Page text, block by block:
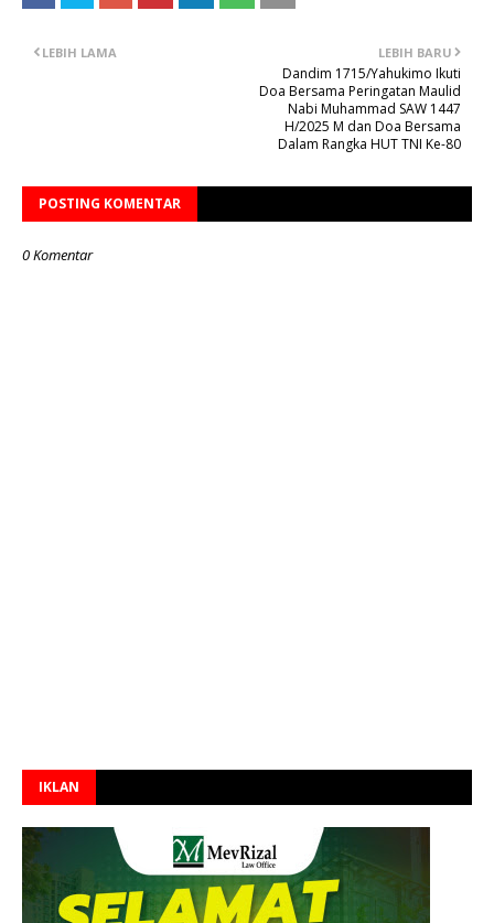
LEBIH BARU
Dandim 1715/Yahukimo Ikuti
Doa Bersama Peringatan Maulid
Nabi Muhammad SAW 1447
H/2025 M dan Doa Bersama
Dalam Rangka HUT TNI Ke-80
LEBIH LAMA
POSTING KOMENTAR
0 Komentar
IKLAN